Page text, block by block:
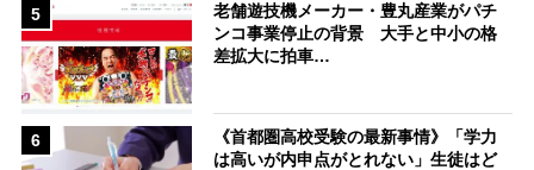
5
老舗遊技機メーカー・豊丸産業がパチ
ンコ事業停止の背景 大手と中小の格
差拡大に拍車…
6
《首都圏高校受験の最新事情》「学力
は高いが内申点がとれない」生徒はど